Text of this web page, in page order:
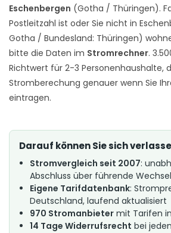
Eschenbergen (Gotha / Thüringen).
Postleitzahl ist oder Sie nicht in
Gotha / Bundesland: Thüringen)
bitte die Daten im Stromrechner.
Richtwert für 2-3 Personenhaushalte,
Stromberechung genauer wenn Sie
eintragen.
Darauf können Sie sich
Stromvergleich seit 2007:
Abschluss über führende
Eigene Tarifdatenbank:
Deutschland, laufend aktualisiert
970 Stromanbieter mit Tarifen
14 Tage Widerrufsrecht bei